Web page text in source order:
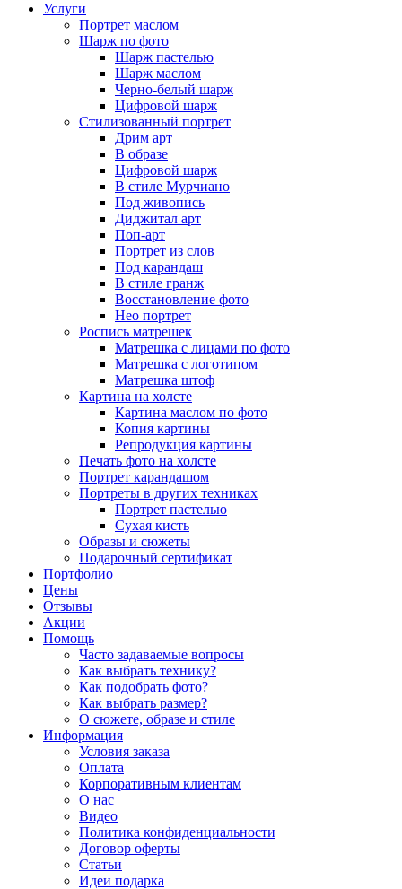
Услуги
Портрет маслом
Шарж по фото
Шарж пастелью
Шарж маслом
Черно-белый шарж
Цифровой шарж
Стилизованный портрет
Дрим арт
В образе
Цифровой шарж
В стиле Мурчиано
Под живопись
Диджитал арт
Поп-арт
Портрет из слов
Под карандаш
В стиле гранж
Восстановление фото
Нео портрет
Роспись матрешек
Матрешка с лицами по фото
Матрешка с логотипом
Матрешка штоф
Картина на холсте
Картина маслом по фото
Копия картины
Репродукция картины
Печать фото на холсте
Портрет карандашом
Портреты в других техниках
Портрет пастелью
Сухая кисть
Образы и сюжеты
Подарочный сертификат
Портфолио
Цены
Отзывы
Акции
Помощь
Часто задаваемые вопросы
Как выбрать технику?
Как подобрать фото?
Как выбрать размер?
О сюжете, образе и стиле
Информация
Условия заказа
Оплата
Корпоративным клиентам
О нас
Видео
Политика конфиденциальности
Договор оферты
Статьи
Идеи подарка